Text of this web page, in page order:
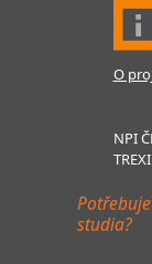
O
NPI
studia?